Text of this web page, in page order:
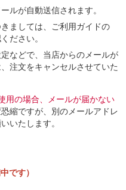
ルが自動送信されます。
ましては、ご利用ガイドの
ださい。
などで、当店からのメールが
注文をキャンセルさせていた
用の場合、メールが届かない
縮ですが、別のメールアドレ
いたします。
です）